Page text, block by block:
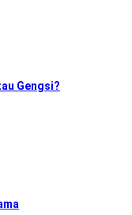
Gengsi?